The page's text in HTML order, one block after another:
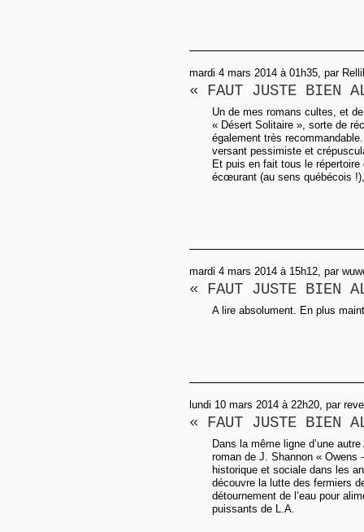
mardi 4 mars 2014 à 01h35, par
« FAUT JUSTE BIEN
Un de mes romans cultes, et
« Désert Solitaire », sorte de
également très
versant pessimiste et
Et puis en fait tous le
écœurant (au sens québécois
mardi 4 mars 2014 à 15h12, par
« FAUT JUSTE BIEN
A lire absolument. En plus
lundi 10 mars 2014 à 22h20, par
« FAUT JUSTE BIEN
Dans la même ligne d’une
roman de J. Shannon « Owens
historique et sociale dans les
découvre la lutte des fermiers
détournement de l’eau pour
puissants de L.A.